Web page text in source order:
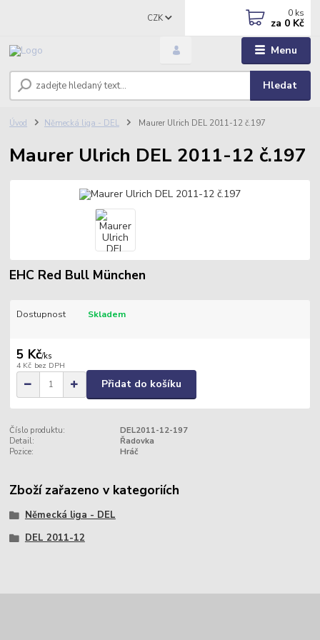
Menu
CZK
Hledat
0 ks
za 0 Kč
Úvod Německá liga - DEL Maurer Ulrich DEL 2011-12 č.197
Maurer Ulrich DEL 2011-12 č.197
EHC Red Bull München
Dostupnost Skladem
5 Kč/ks
4 Kč bez DPH
Přidat do košíku
Číslo produktu:
DEL2011-12-197
Detail:
Řadovka
Pozice:
Hráč
Zboží zařazeno v kategoriích
Německá liga - DEL
DEL 2011-12